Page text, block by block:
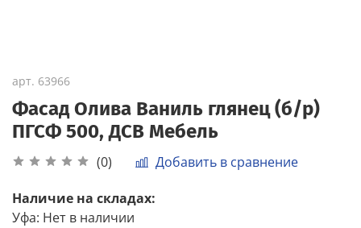
арт. 63966
Фасад Олива Ваниль глянец (б/р)
ПГСФ 500, ДСВ Мебель
(0) Добавить в сравнение
Наличие на складах:
Уфа: Нет в наличии